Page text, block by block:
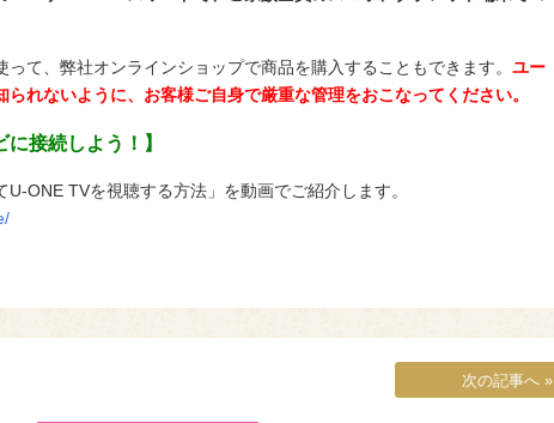
て、弊社オンラインショップで商品を購入することもできます。 ユー
れないように、お客様ご自身で厳重な管理をおこなってください。
に接続しよう！】
U-ONE TVを視聴する方法」を動画でご紹介します。
次の記事へ »